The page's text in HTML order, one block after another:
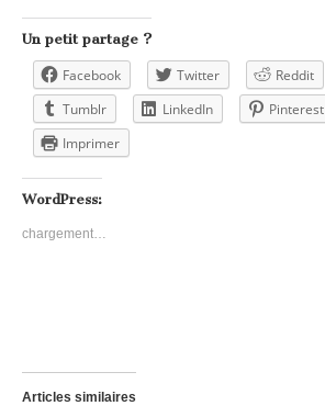
Un petit partage ?
Facebook Twitter Reddit
Tumblr
LinkedIn Pinterest
Imprimer
WordPress:
chargement…
Articles similaires